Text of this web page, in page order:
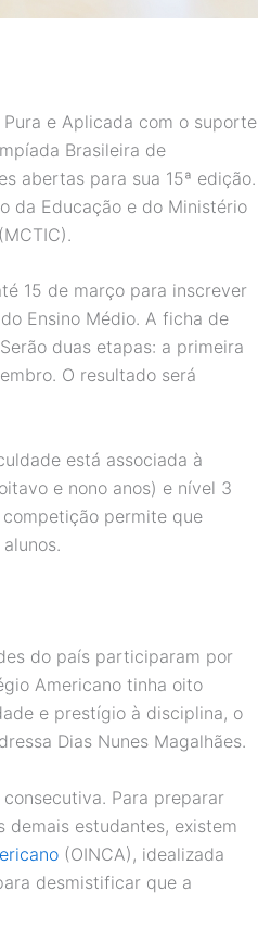
e Aplicada com o suporte
Brasileira de
abertas para sua 15ª edição.
da Educação e do Ministério
15 de março para inscrever
Ensino Médio. A ficha de
duas etapas: a primeira
O resultado será
está associada à
e nono anos) e nível 3
permite que
do país participaram por
Americano tinha oito
e prestígio à disciplina, o
Dias Nunes Magalhães.
Para preparar
demais estudantes, existem
(OINCA), idealizada
desmistificar que a